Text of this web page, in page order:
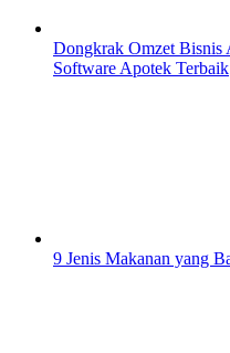
Dongkrak Omzet Bisnis
Software Apotek Terbaik
9 Jenis Makanan yang